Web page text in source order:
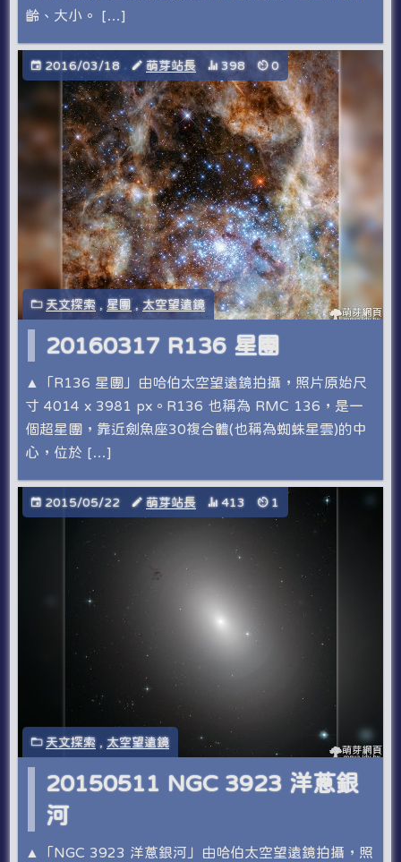
齡、大小。 […]
2016/03/18 萌芽站長 398 0
天文探索 ,星團 , 太空望遠鏡
20160317 R136 星團
▲「R136 星團」由哈伯太空望遠鏡拍攝，照片原始尺
寸 4014 x 3981 px。R136 也稱為 RMC 136，是一
個超星團，靠近劍魚座30複合體(也稱為蜘蛛星雲)的中
心，位於 […]
2015/05/22 萌芽站長 413 1
天文探索 , 太空望遠鏡
20150511 NGC 3923 洋蔥銀
河
▲「NGC 3923 洋蔥銀河」由哈伯太空望遠鏡拍攝，照